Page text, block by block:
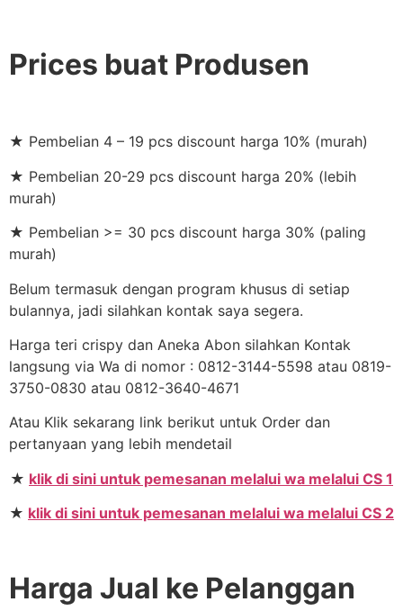
Prices buat Produsen
★ Pembelian 4 – 19 pcs discount harga 10% (murah)
★ Pembelian 20-29 pcs discount harga 20% (lebih
murah)
★ Pembelian >= 30 pcs discount harga 30% (paling
murah)
Belum termasuk dengan program khusus di setiap
bulannya, jadi silahkan kontak saya segera.
Harga teri crispy dan Aneka Abon silahkan Kontak
langsung via Wa di nomor : 0812-3144-5598 atau 0819-
3750-0830 atau 0812-3640-4671
Atau Klik sekarang link berikut untuk Order dan
pertanyaan yang lebih mendetail
★ klik di sini untuk pemesanan melalui wa melalui CS 1
★ klik di sini untuk pemesanan melalui wa melalui CS 2
Harga Jual ke Pelanggan